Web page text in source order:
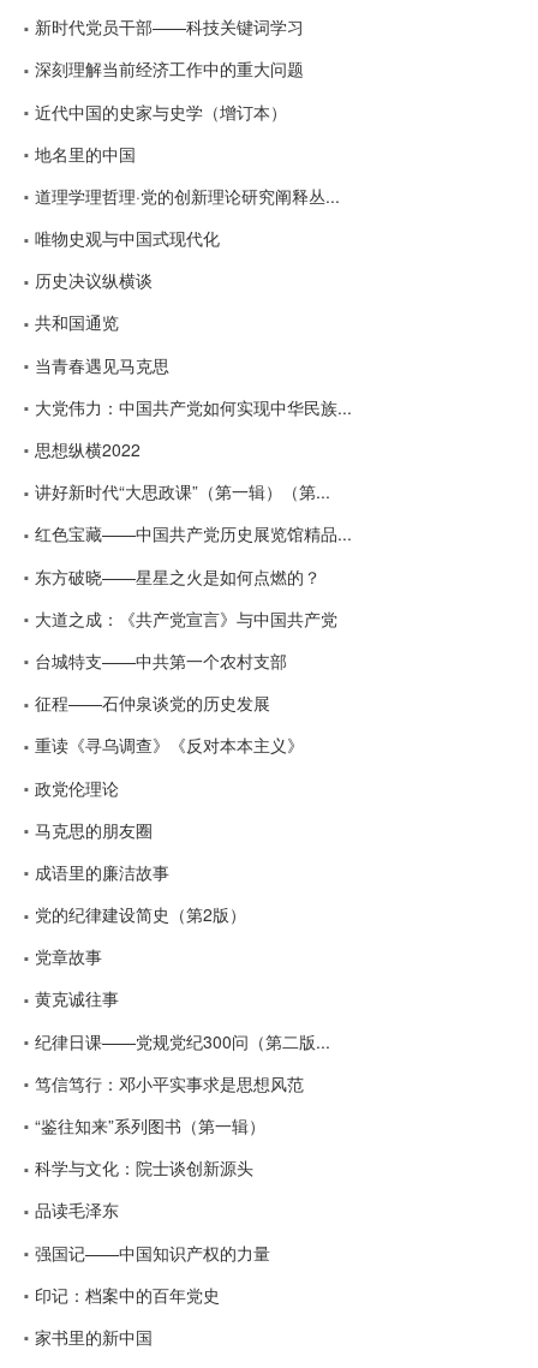
新时代党员干部——科技关键词学习
深刻理解当前经济工作中的重大问题
近代中国的史家与史学（增订本）
地名里的中国
道理学理哲理·党的创新理论研究阐释丛...
唯物史观与中国式现代化
历史决议纵横谈
共和国通览
当青春遇见马克思
大党伟力：中国共产党如何实现中华民族...
思想纵横2022
讲好新时代“大思政课”（第一辑）（第...
红色宝藏——中国共产党历史展览馆精品...
东方破晓——星星之火是如何点燃的？
大道之成：《共产党宣言》与中国共产党
台城特支——中共第一个农村支部
征程——石仲泉谈党的历史发展
重读《寻乌调查》《反对本本主义》
政党伦理论
马克思的朋友圈
成语里的廉洁故事
党的纪律建设简史（第2版）
党章故事
黄克诚往事
纪律日课——党规党纪300问（第二版...
笃信笃行：邓小平实事求是思想风范
“鉴往知来”系列图书（第一辑）
科学与文化：院士谈创新源头
品读毛泽东
强国记——中国知识产权的力量
印记：档案中的百年党史
家书里的新中国